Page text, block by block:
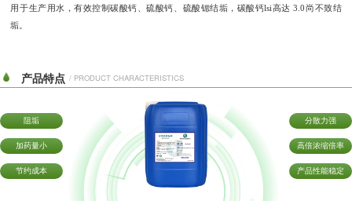
用于生产用水，有效控制碳酸钙、硫酸钙、硫酸锶结垢，碳酸钙lsi高达 3.0尚不致结
垢。
产品特点 / PRODUCT CHARACTERISTICS
阻垢 分散力强
加药量小 高倍浓缩倍率
节约成本 产品性能稳定